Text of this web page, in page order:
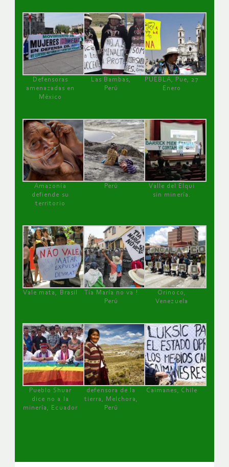
Defensoras
amenazadas en
México
Las Bambas,
Perú
PUEBLA, Pue, 27
Enero
Amazonía
defiende su
territorio
Perú
Valle del Elqui
sin minería.
Vale mata, Brasil
Tía María no va !
Perú
Orinoco,
Venezuela
Pueblo Shuar
dice no a la
minería, Ecuador
defensora de la
tierra, Melchora,
Perú
Caimanes, Chile